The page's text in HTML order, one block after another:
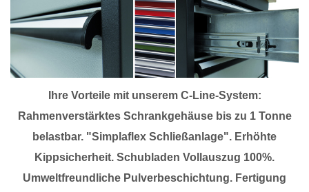
Ihre Vorteile mit unserem C-Line-System:
Rahmenverstärktes Schrankgehäuse bis zu 1 Tonne
belastbar. "Simplaflex Schließanlage". Erhöhte
Kippsicherheit. Schubladen Vollauszug 100%.
Umweltfreundliche Pulverbeschichtung. Fertigung